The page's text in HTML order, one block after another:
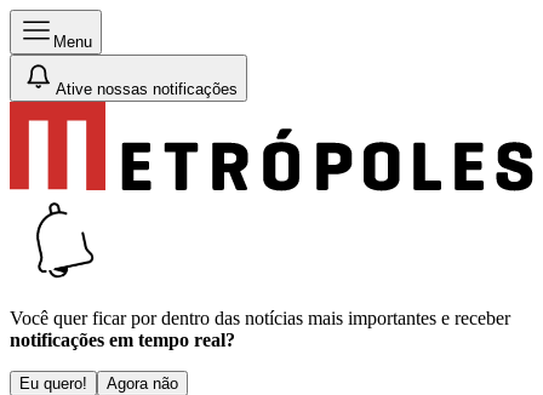
Menu
Ative nossas notificações
Você quer ficar por dentro das notícias mais importantes e receber
notificações em tempo real?
Eu quero! Agora não